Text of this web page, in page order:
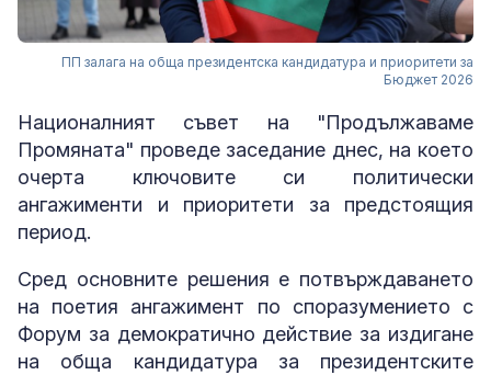
ПП залага на обща президентска кандидатура и приоритети за
Бюджет 2026
Националният съвет на "Продължаваме
Промяната" проведе заседание днес, на което
очерта ключовите си политически
ангажименти и приоритети за предстоящия
период.
Сред основните решения е потвърждаването
на поетия ангажимент по споразумението с
Форум за демократично действие за издигане
на обща кандидатура за президентските